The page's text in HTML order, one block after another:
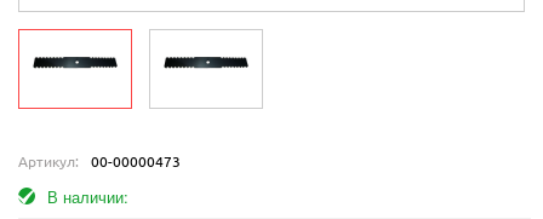
Артикул: 00-00000473
В наличии: